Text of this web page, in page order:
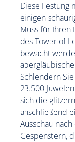
Diese Festung
einigen
Muss für Ihren
des Tower of
bewacht
Schlendern
23.500
sich die
anschließend
Ausschau
Gespenstern,